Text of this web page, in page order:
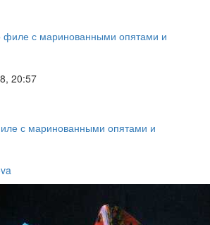
20:57
с маринованными опятами и